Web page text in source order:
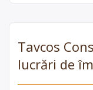
Tavcos
lucrări de